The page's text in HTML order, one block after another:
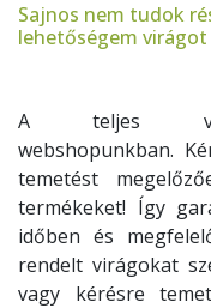
Sajnos nem tudok
lehetőségem
A teljes
webshopunkban.
temetést
termékeket! Így
időben és
rendelt virágokat
vagy kérésre